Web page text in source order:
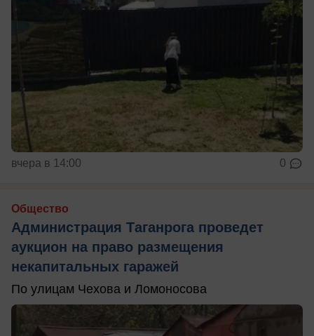
вчера в 14:00 0
Общество
Администрация Таганрога проведет
аукцион на право размещения
некапитальных гаражей
По улицам Чехова и Ломоносова